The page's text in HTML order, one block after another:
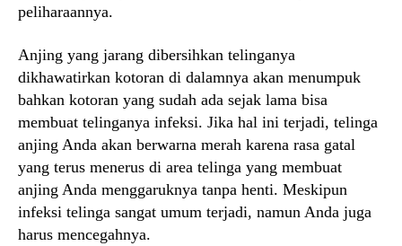
peliharaannya.
Anjing yang jarang dibersihkan telinganya
dikhawatirkan kotoran di dalamnya akan menumpuk
bahkan kotoran yang sudah ada sejak lama bisa
membuat telinganya infeksi. Jika hal ini terjadi, telinga
anjing Anda akan berwarna merah karena rasa gatal
yang terus menerus di area telinga yang membuat
anjing Anda menggaruknya tanpa henti. Meskipun
infeksi telinga sangat umum terjadi, namun Anda juga
harus mencegahnya.